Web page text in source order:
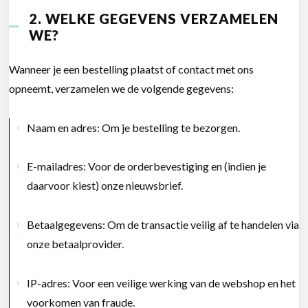
2. WELKE GEGEVENS VERZAMELEN
WE?
Wanneer je een bestelling plaatst of contact met ons
opneemt, verzamelen we de volgende gegevens:
Naam en adres: Om je bestelling te bezorgen.
E-mailadres: Voor de orderbevestiging en (indien je
daarvoor kiest) onze nieuwsbrief.
Betaalgegevens: Om de transactie veilig af te handelen via
onze betaalprovider.
IP-adres: Voor een veilige werking van de webshop en het
voorkomen van fraude.